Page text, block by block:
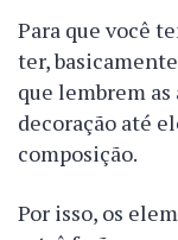
Para que você
ter,
que lembrem as
decoração até
composição.
Por isso, os